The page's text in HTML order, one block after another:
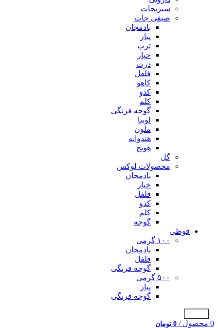
سبزیجات
صیفی جات
بادمجان
پیاز
ترب
خیار
ذرت
فلفل
کاهو
کدو
کلم
گوجه فرنگی
لوبیا
ملون
هندوانه
هویج
گل
محصولات لوکس
بادمجان
خیار
فلفل
کدو
کلم
گوجه
قوطی
۱۰۰ گرمی
بادمجان
فلفل
گوجه فرنگی
۵۰۰ گرمی
پیاز
گوجه فرنگی
0 محصول /
0 تومان